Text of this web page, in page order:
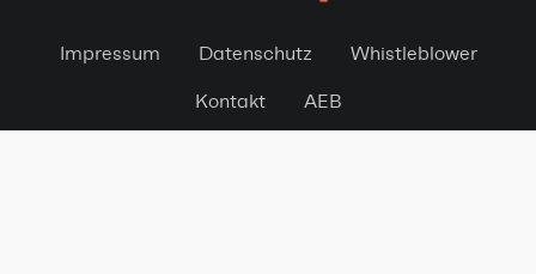
Impressum Datenschutz Whistleblower
Kontakt AEB